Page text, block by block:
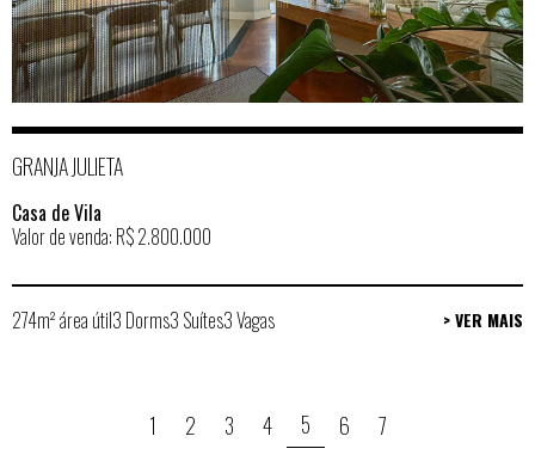
GRANJA JULIETA
Casa de Vila
Valor de venda: R$ 2.800.000
274m² área útil3 Dorms3 Suítes3 Vagas > VER MAIS
1 2 3 4 5 6 7